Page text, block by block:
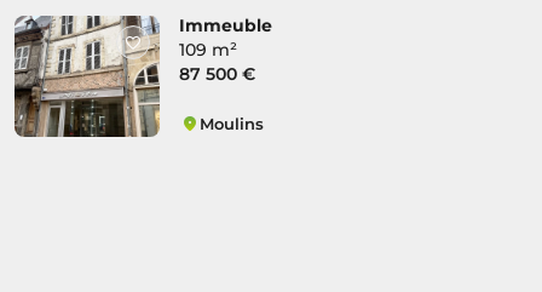
Immeuble
109 m²
87 500 €
Moulins